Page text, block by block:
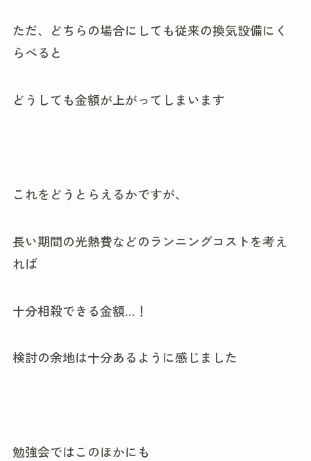
ただ、どちらの場合にしても従来の換気設備にく
らべると
どうしても金額が上がってしまいます
これをどうとらえるかですが、
長い期間の光熱費などのランニングコストを考え
れば
十分相殺できる金額…！
検討の余地は十分あるように感じました
勉強会ではこのほかにも